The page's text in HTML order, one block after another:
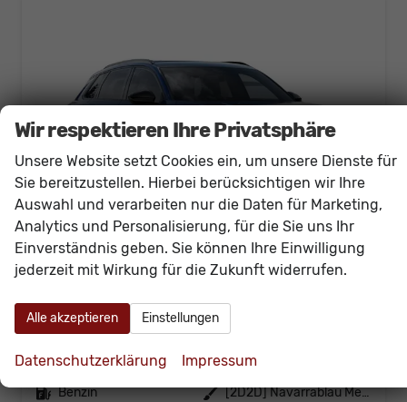
Audi Q3
unverbindliche Lieferzeit:15.09.2026 Neuwagen
Fahrzeugnr. 60793 Getriebe Automatik
Kraftstoff Benzin Außenfarbe
[2D2D] Navarrablau Metallic
Wir respektieren Ihre Privatsphäre
Unsere Website setzt Cookies ein, um unsere Dienste für
Sie bereitzustellen. Hierbei berücksichtigen wir Ihre
Auswahl und verarbeiten nur die Daten für Marketing,
Analytics und Personalisierung, für die Sie uns Ihr
Einverständnis geben. Sie können Ihre Einwilligung
jederzeit mit Wirkung für die Zukunft widerrufen.
Alle akzeptieren Einstellungen
Datenschutzerklärung Impressum